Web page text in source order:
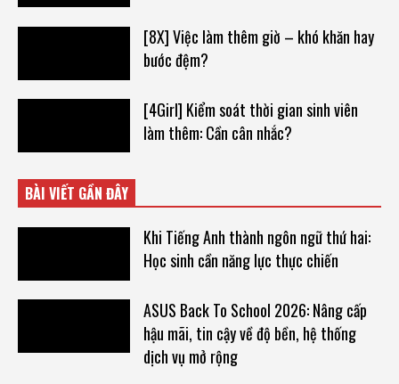
[8X] Việc làm thêm giờ – khó khăn hay
bước đệm?
[4Girl] Kiểm soát thời gian sinh viên
làm thêm: Cần cân nhắc?
BÀI VIẾT GẦN ĐÂY
Khi Tiếng Anh thành ngôn ngữ thứ hai:
Học sinh cần năng lực thực chiến
ASUS Back To School 2026: Nâng cấp
hậu mãi, tin cậy về độ bền, hệ thống
dịch vụ mở rộng